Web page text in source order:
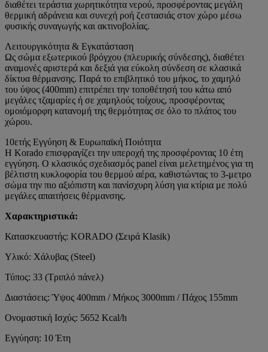
διαθέτει τεράστια χωρητικότητα νερού, προσφέροντας μεγάλη
θερμική αδράνεια και συνεχή ροή ζεστασιάς στον χώρο μέσω
φυσικής συναγωγής και ακτινοβολίας.
Λειτουργικότητα & Εγκατάσταση
Ως σώμα εξωτερικού βρόγχου (πλευρικής σύνδεσης), διαθέτει
αναμονές αριστερά και δεξιά για εύκολη σύνδεση σε κλασικά
δίκτυα θέρμανσης. Παρά το επιβλητικό του μήκος, το χαμηλό
του ύψος (400mm) επιτρέπει την τοποθέτησή του κάτω από
μεγάλες τζαμαρίες ή σε χαμηλούς τοίχους, προσφέροντας
ομοιόμορφη κατανομή της θερμότητας σε όλο το πλάτος του
χώρου.
10ετής Εγγύηση & Ευρωπαϊκή Ποιότητα
Η Korado επισφραγίζει την υπεροχή της προσφέροντας 10 έτη
εγγύηση. Ο κλασικός σχεδιασμός panel είναι μελετημένος για τη
βέλτιστη κυκλοφορία του θερμού αέρα, καθιστώντας το 3-μετρο
σώμα την πιο αξιόπιστη και πανίσχυρη λύση για κτίρια με πολύ
μεγάλες απαιτήσεις θέρμανσης.
Χαρακτηριστικά:
Κατασκευαστής: KORADO (Σειρά Klasik)
Υλικό: Χάλυβας (Steel)
Τύπος: 33 (Τριπλό πάνελ)
Διαστάσεις: Ύψος 400mm / Μήκος 3000mm / Πάχος 155mm
Ονομαστική Ισχύς: 5652 Kcal/h
Εγγύηση: 10 Έτη